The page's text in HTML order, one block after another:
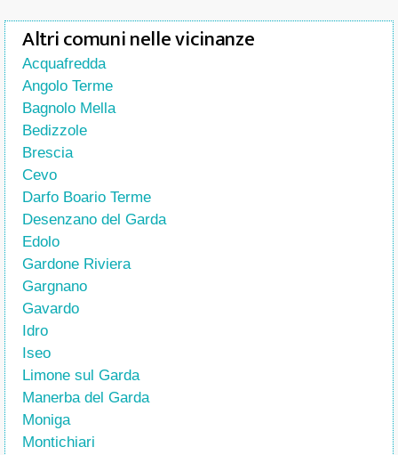
Altri comuni nelle vicinanze
Acquafredda
Angolo Terme
Bagnolo Mella
Bedizzole
Brescia
Cevo
Darfo Boario Terme
Desenzano del Garda
Edolo
Gardone Riviera
Gargnano
Gavardo
Idro
Iseo
Limone sul Garda
Manerba del Garda
Moniga
Montichiari